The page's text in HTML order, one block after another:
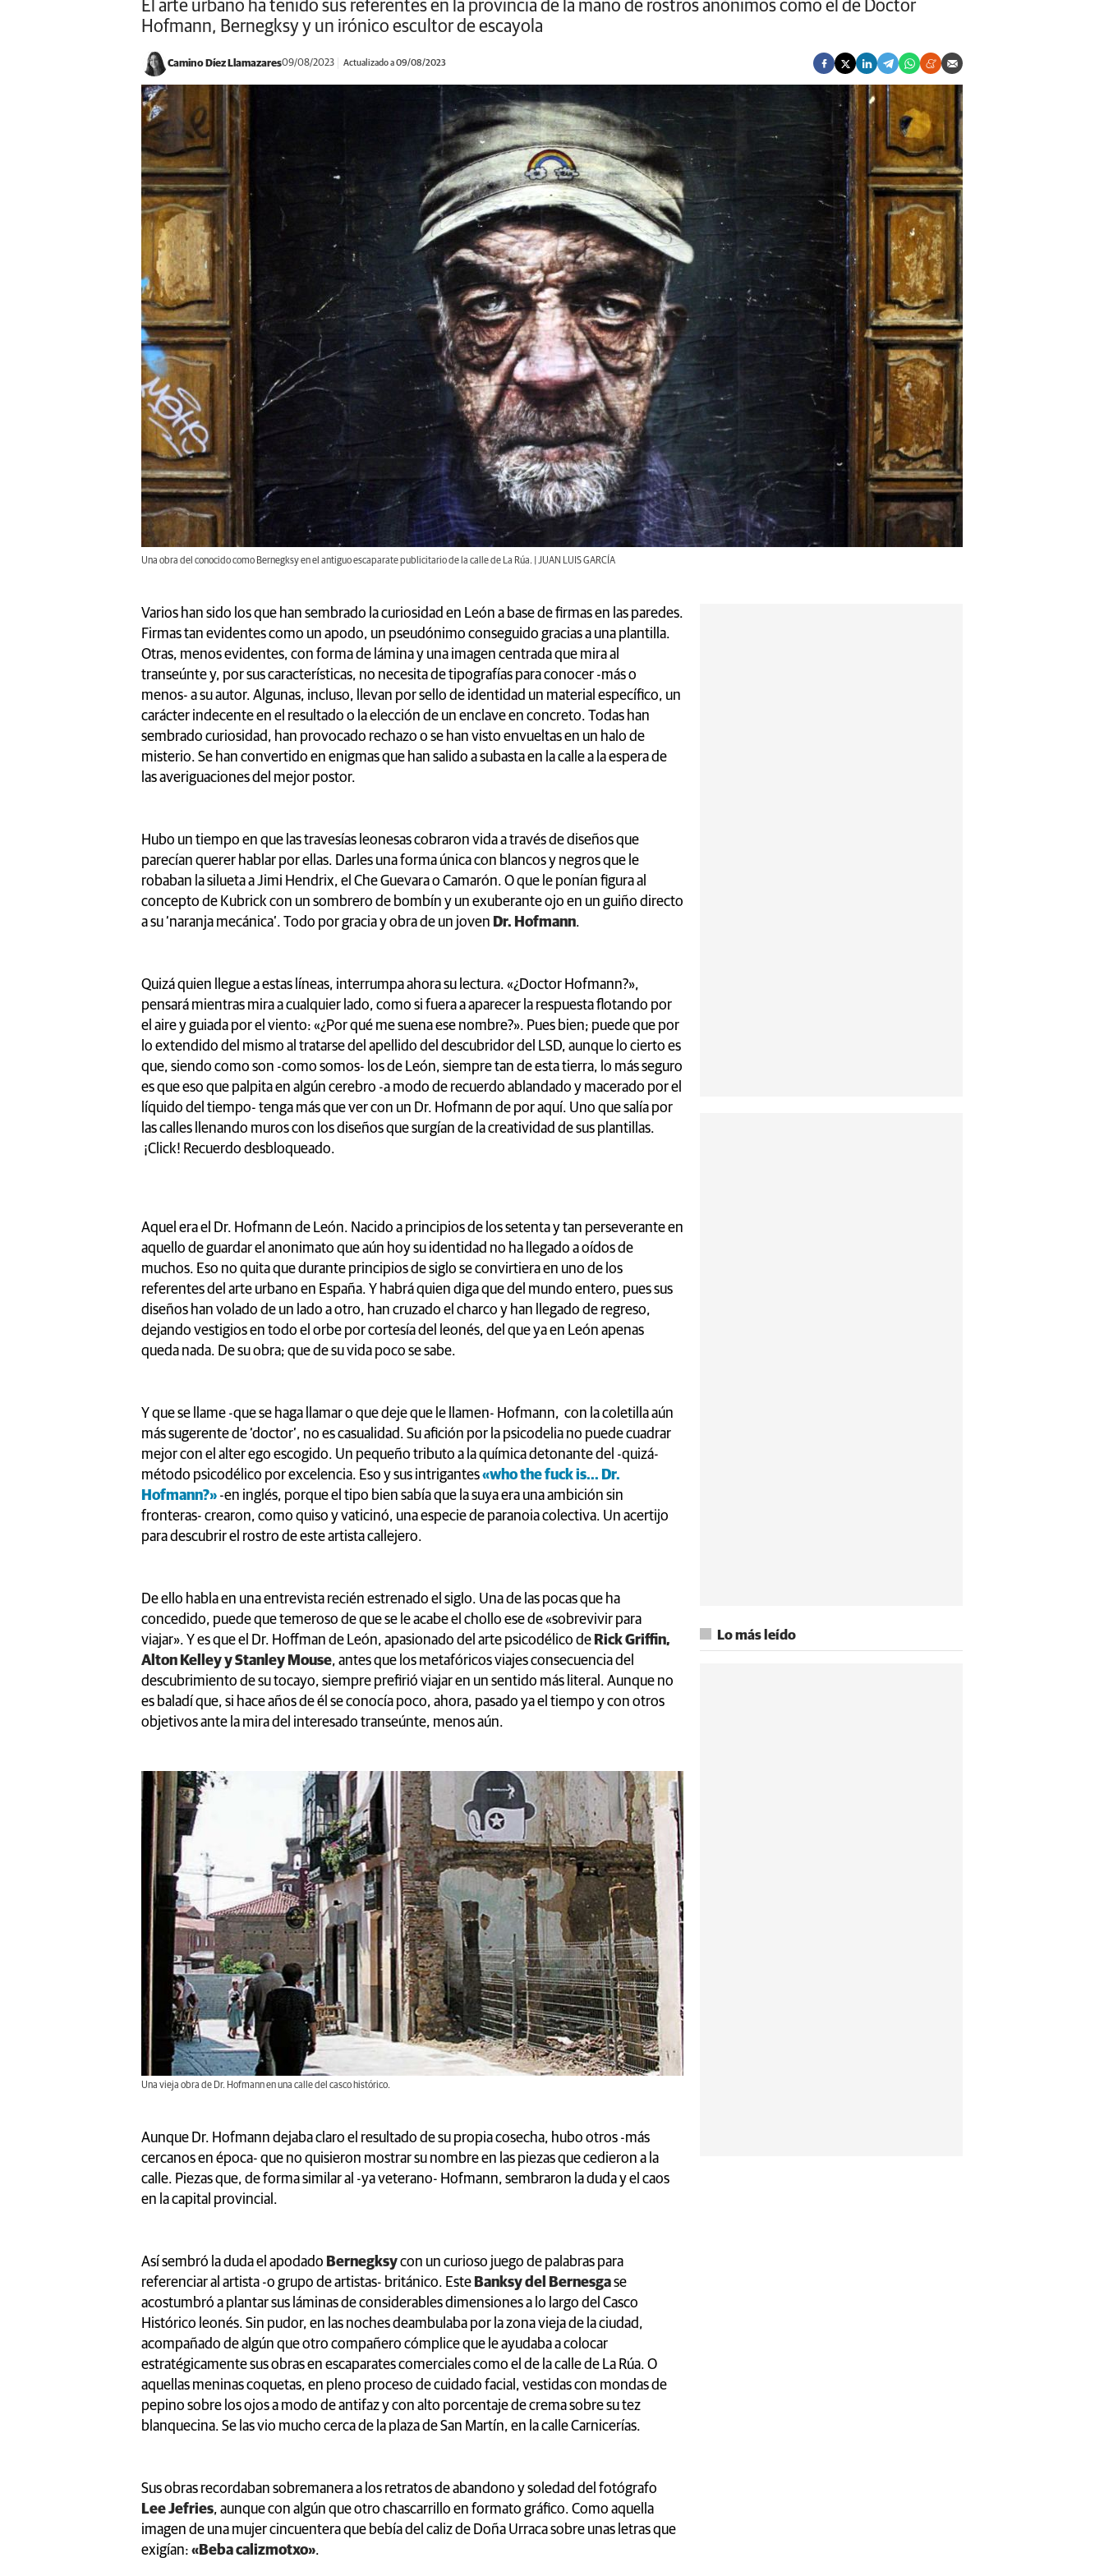
El arte urbano ha tenido sus referentes en la provincia de la mano de rostros anónimos como el de Doctor
Hofmann, Bernegksy y un irónico escultor de escayola
Camino Díez Llamazares09/08/2023 Actualizado a 09/08/2023
Una obra del conocido como Bernegksy en el antiguo escaparate publicitario de la calle de La Rúa. | JUAN LUIS GARCÍA
Varios han sido los que han sembrado la curiosidad en León a base de firmas en las paredes.
Firmas tan evidentes como un apodo, un pseudónimo conseguido gracias a una plantilla.
Otras, menos evidentes, con forma de lámina y una imagen centrada que mira al
transeúnte y, por sus características, no necesita de tipografías para conocer -más o
menos- a su autor. Algunas, incluso, llevan por sello de identidad un material específico, un
carácter indecente en el resultado o la elección de un enclave en concreto. Todas han
sembrado curiosidad, han provocado rechazo o se han visto envueltas en un halo de
misterio. Se han convertido en enigmas que han salido a subasta en la calle a la espera de
las averiguaciones del mejor postor.
Hubo un tiempo en que las travesías leonesas cobraron vida a través de diseños que
parecían querer hablar por ellas. Darles una forma única con blancos y negros que le
robaban la silueta a Jimi Hendrix, el Che Guevara o Camarón. O que le ponían figura al
concepto de Kubrick con un sombrero de bombín y un exuberante ojo en un guiño directo
a su ‘naranja mecánica’. Todo por gracia y obra de un joven Dr. Hofmann.
Quizá quien llegue a estas líneas, interrumpa ahora su lectura. «¿Doctor Hofmann?»,
pensará mientras mira a cualquier lado, como si fuera a aparecer la respuesta flotando por
el aire y guiada por el viento: «¿Por qué me suena ese nombre?». Pues bien; puede que por
lo extendido del mismo al tratarse del apellido del descubridor del LSD, aunque lo cierto es
que, siendo como son -como somos- los de León, siempre tan de esta tierra, lo más seguro
es que eso que palpita en algún cerebro -a modo de recuerdo ablandado y macerado por el
líquido del tiempo- tenga más que ver con un Dr. Hofmann de por aquí. Uno que salía por
las calles llenando muros con los diseños que surgían de la creatividad de sus plantillas.
¡Click! Recuerdo desbloqueado.
Aquel era el Dr. Hofmann de León. Nacido a principios de los setenta y tan perseverante en
aquello de guardar el anonimato que aún hoy su identidad no ha llegado a oídos de
muchos. Eso no quita que durante principios de siglo se convirtiera en uno de los
referentes del arte urbano en España. Y habrá quien diga que del mundo entero, pues sus
diseños han volado de un lado a otro, han cruzado el charco y han llegado de regreso,
dejando vestigios en todo el orbe por cortesía del leonés, del que ya en León apenas
queda nada. De su obra; que de su vida poco se sabe.
Y que se llame -que se haga llamar o que deje que le llamen- Hofmann, con la coletilla aún
más sugerente de ‘doctor’, no es casualidad. Su afición por la psicodelia no puede cuadrar
mejor con el alter ego escogido. Un pequeño tributo a la química detonante del -quizá-
método psicodélico por excelencia. Eso y sus intrigantes«who the fuck is... Dr.
Hofmann?» -en inglés, porque el tipo bien sabía que la suya era una ambición sin
fronteras- crearon, como quiso y vaticinó, una especie de paranoia colectiva. Un acertijo
para descubrir el rostro de este artista callejero.
De ello habla en una entrevista recién estrenado el siglo. Una de las pocas que ha
concedido, puede que temeroso de que se le acabe el chollo ese de «sobrevivir para
viajar». Y es que el Dr. Hoffman de León, apasionado del arte psicodélico de Rick Griffin,
Alton Kelley y Stanley Mouse, antes que los metafóricos viajes consecuencia del
descubrimiento de su tocayo, siempre prefirió viajar en un sentido más literal. Aunque no
es baladí que, si hace años de él se conocía poco, ahora, pasado ya el tiempo y con otros
objetivos ante la mira del interesado transeúnte, menos aún.
Una vieja obra de Dr. Hofmann en una calle del casco histórico.
Aunque Dr. Hofmann dejaba claro el resultado de su propia cosecha, hubo otros -más
cercanos en época- que no quisieron mostrar su nombre en las piezas que cedieron a la
calle. Piezas que, de forma similar al -ya veterano- Hofmann, sembraron la duda y el caos
en la capital provincial.
Así sembró la duda el apodado Bernegksycon un curioso juego de palabras para
referenciar al artista -o grupo de artistas- británico. Este Banksy del Bernesgase
acostumbró a plantar sus láminas de considerables dimensiones a lo largo del Casco
Histórico leonés. Sin pudor, en las noches deambulaba por la zona vieja de la ciudad,
acompañado de algún que otro compañero cómplice que le ayudaba a colocar
estratégicamente sus obras en escaparates comerciales como el de la calle de La Rúa. O
aquellas meninas coquetas, en pleno proceso de cuidado facial, vestidas con mondas de
pepino sobre los ojos a modo de antifaz y con alto porcentaje de crema sobre su tez
blanquecina. Se las vio mucho cerca de la plaza de San Martín, en la calle Carnicerías.
Sus obras recordaban sobremanera a los retratos de abandono y soledad del fotógrafo
Lee Jefries, aunque con algún que otro chascarrillo en formato gráfico. Como aquella
imagen de una mujer cincuentera que bebía del caliz de Doña Urraca sobre unas letras que
exigían: «Beba calizmotxo».
Lo más leído